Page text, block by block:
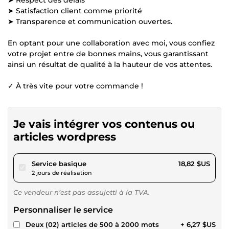
➤ Satisfaction client comme priorité
➤ Transparence et communication ouvertes.
En optant pour une collaboration avec moi, vous confiez
votre projet entre de bonnes mains, vous garantissant
ainsi un résultat de qualité à la hauteur de vos attentes.
✓ À très vite pour votre commande !
Je vais intégrer vos contenus ou
articles wordpress
Service basiquepour 17,34 $US
2 jours de réalisation
18,82 $US
Ce vendeur n’est pas assujetti à la TVA.
Personnaliser le service
Deux (02) articles de 500 à 2000 mots
+ 6,27 $US